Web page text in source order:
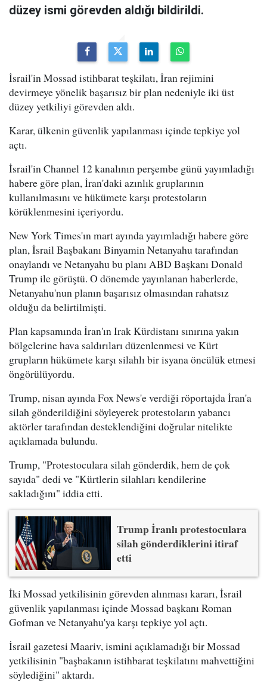
düzey ismi görevden aldığı bildirildi.
İsrail'in Mossad istihbarat teşkilatı, İran rejimini
devirmeye yönelik başarısız bir plan nedeniyle iki üst
düzey yetkiliyi görevden aldı.
Karar, ülkenin güvenlik yapılanması içinde tepkiye yol
açtı.
İsrail'in Channel 12 kanalının perşembe günü yayımladığı
habere göre plan, İran'daki azınlık gruplarının
kullanılmasını ve hükümete karşı protestoların
körüklenmesini içeriyordu.
New York Times'ın mart ayında yayımladığı habere göre
plan, İsrail Başbakanı Binyamin Netanyahu tarafından
onaylandı ve Netanyahu bu planı ABD Başkanı Donald
Trump ile görüştü. O dönemde yayınlanan haberlerde,
Netanyahu'nun planın başarısız olmasından rahatsız
olduğu da belirtilmişti.
Plan kapsamında İran'ın Irak Kürdistanı sınırına yakın
bölgelerine hava saldırıları düzenlenmesi ve Kürt
grupların hükümete karşı silahlı bir isyana öncülük etmesi
öngörülüyordu.
Trump, nisan ayında Fox News'e verdiği röportajda İran'a
silah gönderildiğini söyleyerek protestoların yabancı
aktörler tarafından desteklendiğini doğrular nitelikte
açıklamada bulundu.
Trump, "Protestoculara silah gönderdik, hem de çok
sayıda" dedi ve "Kürtlerin silahları kendilerine
sakladığını" iddia etti.
Trump İranlı protestoculara
silah gönderdiklerini itiraf
etti
İki Mossad yetkilisinin görevden alınması kararı, İsrail
güvenlik yapılanması içinde Mossad başkanı Roman
Gofman ve Netanyahu'ya karşı tepkiye yol açtı.
İsrail gazetesi Maariv, ismini açıklamadığı bir Mossad
yetkilisinin "başbakanın istihbarat teşkilatını mahvettiğini
söylediğini" aktardı.